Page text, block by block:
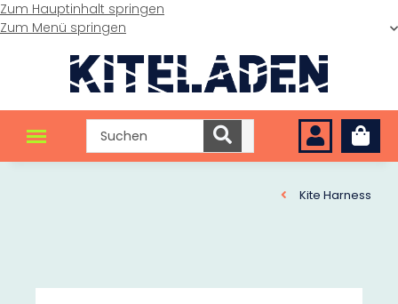
Zum Hauptinhalt springen
Zum Menü springen
Kite Harness